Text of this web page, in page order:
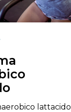
lattacido